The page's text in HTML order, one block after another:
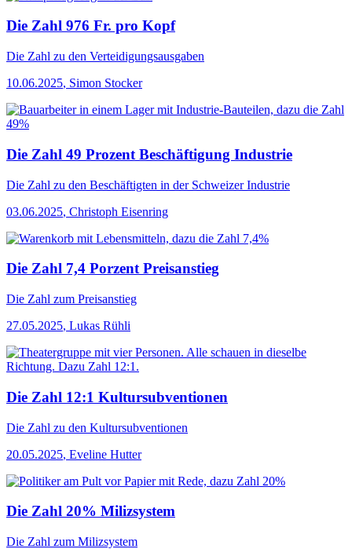
Die Zahl 976 Fr. pro Kopf
Die Zahl zu den Verteidigungsausgaben
10.06.2025, Simon Stocker
Die Zahl 49 Prozent Beschäftigung Industrie
Die Zahl zu den Beschäftigten in der Schweizer Industrie
03.06.2025, Christoph Eisenring
Die Zahl 7,4 Porzent Preisanstieg
Die Zahl zum Preisanstieg
27.05.2025, Lukas Rühli
Die Zahl 12:1 Kultursubventionen
Die Zahl zu den Kultursubventionen
20.05.2025, Eveline Hutter
Die Zahl 20% Milizsystem
Die Zahl zum Milizsystem